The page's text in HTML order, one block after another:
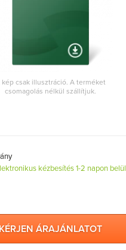
kép csak illusztráció. A terméket
csomagolás nélkül szállítjuk.
kézbesítés 1-2 napon belül
KÉRJEN ÁRAJÁNLATOT